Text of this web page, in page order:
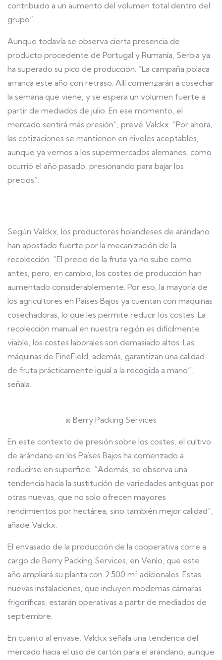
contribuido a un aumento del volumen total dentro del
grupo”.
Aunque todavía se observa cierta presencia de
producto procedente de Portugal y Rumanía, Serbia ya
ha superado su pico de producción. “La campaña polaca
arranca este año con retraso. Allí comenzarán a cosechar
la semana que viene, y se espera un volumen fuerte a
partir de mediados de julio. En ese momento, el
mercado sentirá más presión”, prevé Valckx. “Por ahora,
las cotizaciones se mantienen en niveles aceptables,
aunque ya vemos a los supermercados alemanes, como
ocurrió el año pasado, presionando para bajar los
precios”.
Según Valckx, los productores holandeses de arándano
han apostado fuerte por la mecanización de la
recolección. “El precio de la fruta ya no sube como
antes, pero, en cambio, los costes de producción han
aumentado considerablemente. Por eso, la mayoría de
los agricultores en Países Bajos ya cuentan con máquinas
cosechadoras, lo que les permite reducir los costes. La
recolección manual en nuestra región es difícilmente
viable, los costes laborales son demasiado altos. Las
máquinas de FineField, además, garantizan una calidad
de fruta prácticamente igual a la recogida a mano”,
señala.
© Berry Packing Services
En este contexto de presión sobre los costes, el cultivo
de arándano en los Países Bajos ha comenzado a
reducirse en superficie. “Además, se observa una
tendencia hacia la sustitución de variedades antiguas por
otras nuevas, que no solo ofrecen mayores
rendimientos por hectárea, sino también mejor calidad”,
añade Valckx.
El envasado de la producción de la cooperativa corre a
cargo de Berry Packing Services, en Venlo, que este
año ampliará su planta con 2.500 m² adicionales. Estas
nuevas instalaciones, que incluyen modernas cámaras
frigoríficas, estarán operativas a partir de mediados de
septiembre.
En cuanto al envase, Valckx señala una tendencia del
mercado hacia el uso de cartón para el arándano, aunque